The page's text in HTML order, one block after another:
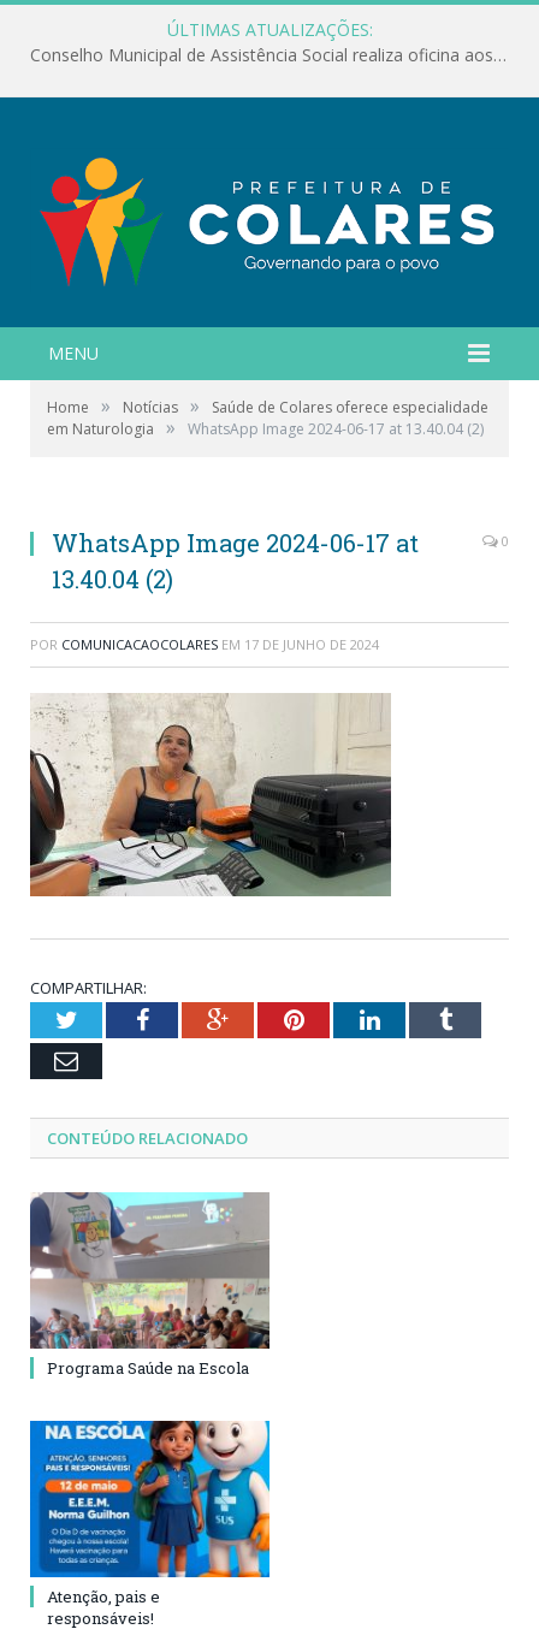
ÚLTIMAS ATUALIZAÇÕES:
Conselho Municipal de Assistência Social realiza oficina aos servidores
MENU
Home » Notícias »
Saúde de Colares oferece especialidade
em Naturologia
» WhatsApp Image 2024-06-17 at 13.40.04 (2)
WhatsApp Image 2024-06-17 at
13.40.04 (2)
0
POR COMUNICACAOCOLARES EM 17 DE JUNHO DE 2024
COMPARTILHAR:
TwitterFacebookGoogle+PinterestLinkedInTumblr
Email
CONTEÚDO RELACIONADO
Programa Saúde na Escola
Atenção, pais e
responsáveis!